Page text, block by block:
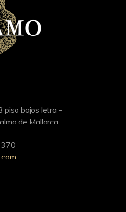
piso bajos letra -
de Mallorca